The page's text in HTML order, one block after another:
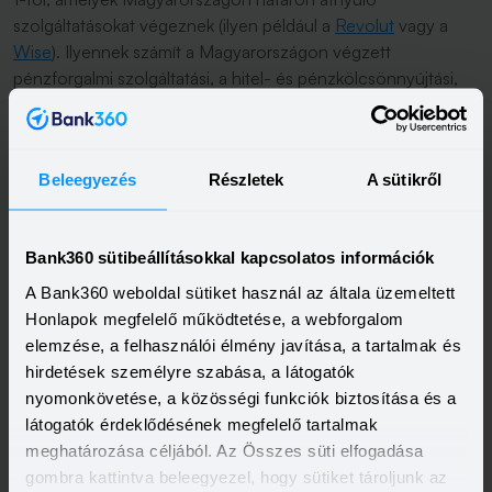
Beleegyezés Részletek A sütikről
Bank360 sütibeállításokkal kapcsolatos információk
A Bank360 weboldal sütiket használ az általa üzemeltett
Honlapok megfelelő működtetése, a webforgalom
elemzése, a felhasználói élmény javítása, a tartalmak és
hirdetések személyre szabása, a látogatók
nyomonkövetése, a közösségi funkciók biztosítása és a
látogatók érdeklődésének megfelelő tartalmak
meghatározása céljából. Az Összes süti elfogadása
gombra kattintva beleegyezel, hogy sütiket tároljunk az
szolgáltatásokat végeznek (ilyen például a Revolut vagy a
Wise). Ilyennek számít a Magyarországon végzett
pénzforgalmi szolgáltatási, a hitel- és pénzkölcsönnyújtási,
a pénzváltási, a pénzváltás-közvetítési tevékenység. Az
érintett szolgáltatóknak be kell jelentkezniük a magyar
a Wise-on keresztül akár ingyen és illetékmentesen is lehet
Promóció